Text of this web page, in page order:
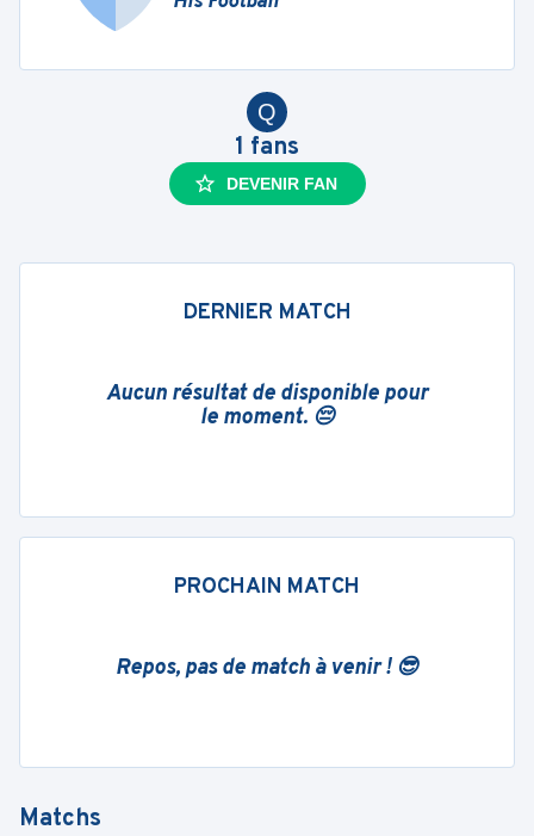
Q
1 fans
DEVENIR FAN
DERNIER MATCH
Aucun résultat de disponible pour
le moment. 😔
PROCHAIN MATCH
Repos, pas de match à venir ! 😎
Matchs